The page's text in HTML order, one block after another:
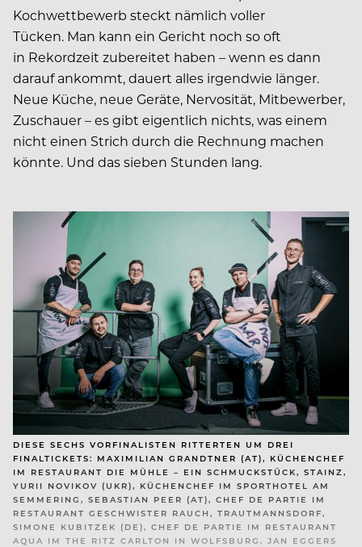
Kochwettbewerb steckt nämlich voller
Tücken. Man kann ein Gericht noch so oft
in Rekordzeit zubereitet haben – wenn es dann
darauf ankommt, dauert alles irgendwie länger.
Neue Küche, neue Geräte, Nervosität, Mitbewerber,
Zuschauer – es gibt eigentlich nichts, was einem
nicht einen Strich durch die Rechnung machen
könnte. Und das sieben Stunden lang.
DIESE SECHS VORFINALISTEN RITTERTEN UM DREI
FINALTICKETS: MAXIMILIAN GRANDTNER (AT), KÜCHENCHEF
IM RESTAURANT DIE MÜHLE – EIN SCHMUCKSTÜCK, STAINZ,
YURII NOVIKOV (UKR), KÜCHENCHEF IM SPORTHOTEL AM
SEMMERING, SEBASTIAN PEER (AT), CHEF DE PARTIE IM
RESTAURANT GESCHWISTER RAUCH, TRAUTMANNSDORF,
SIMONE KUBITZEK (DE), CHEF DE PARTIE IM RESTAURANT
AQUA IM THE RITZ CARLTON IN WOLFSBURG, JAN EGGERS